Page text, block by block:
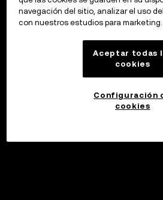
navegación del sitio, analizar el uso
con nuestros estudios para marketing.
Aceptar todas
cookies
Configuración
cookies